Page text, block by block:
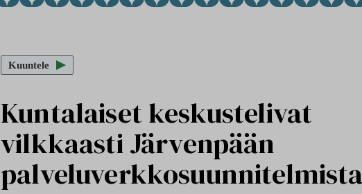
Kuuntele
Kuntalaiset keskustelivat
vilkkaasti Järvenpään